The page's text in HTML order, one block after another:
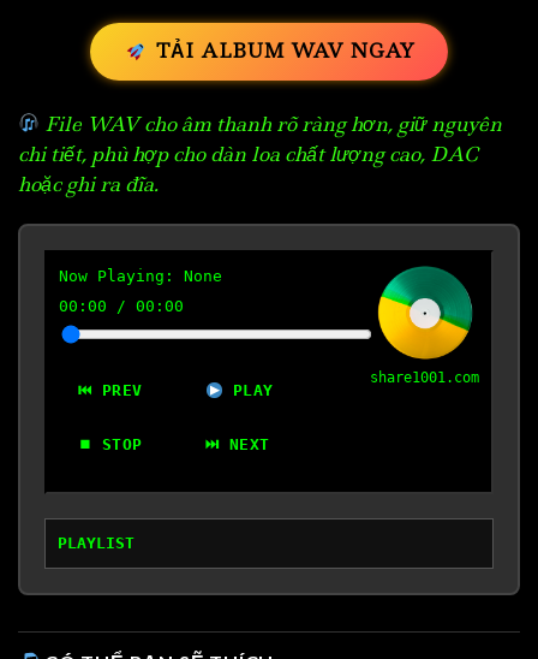
TẢI ALBUM WAV NGAY
File WAV cho âm thanh rõ ràng hơn, giữ nguyên
chi tiết, phù hợp cho dàn loa chất lượng cao, DAC
hoặc ghi ra đĩa.
Now Playing: None
00:00 / 00:00
⏮ PREV PLAY
⏹ STOP ⏭ NEXT
share1001.com
PLAYLIST